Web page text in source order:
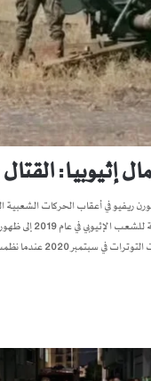
القتال
وأدى حلّ
شعب تيغراي انتخابات برلمانية محلية…